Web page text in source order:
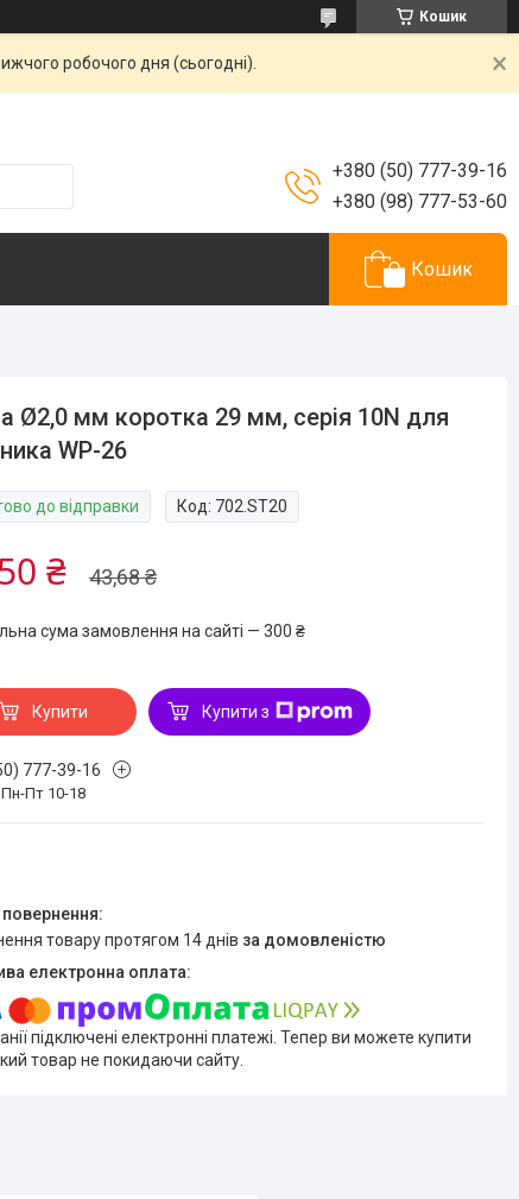
Кошик
робочого дня (сьогодні).
+380 (50) 777-39-16
+380 (98) 777-53-60
Кошик
Ø2,0 мм коротка 29 мм, серія 10N для
WP-26
до відправки Код: 702.ST20
43,68 ₴
₴
сума замовлення на сайті — 300 ₴
Купити Купити з
777-39-16
Пт 10-18
товару протягом 14 днів за домовленістю
підключені електронні платежі. Тепер ви можете купити
товар не покидаючи сайту.